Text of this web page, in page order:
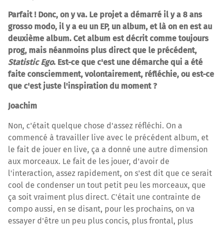
Parfait ! Donc, on y va. Le projet a démarré il y a 8 ans
grosso modo, il y a eu un EP, un album, et là on en est au
deuxième album. Cet album est décrit comme toujours
prog, mais néanmoins plus direct que le précédent,
Statistic Ego. Est-ce que c'est une démarche qui a été
faite consciemment, volontairement, réfléchie, ou est-ce
que c'est juste l'inspiration du moment ?
Joachim
Non, c'était quelque chose d'assez réfléchi. On a
commencé à travailler live avec le précédent album, et
le fait de jouer en live, ça a donné une autre dimension
aux morceaux. Le fait de les jouer, d'avoir de
l'interaction, assez rapidement, on s'est dit que ce serait
cool de condenser un tout petit peu les morceaux, que
ça soit vraiment plus direct. C'était une contrainte de
compo aussi, en se disant, pour les prochains, on va
essayer d'être un peu plus concis, plus frontal, plus